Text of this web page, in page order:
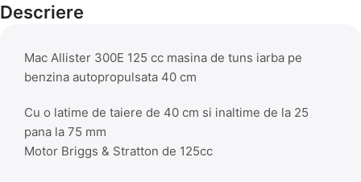
Descriere
Mac Allister 300E 125 cc masina de tuns iarba pe
benzina autopropulsata 40 cm
Cu o latime de taiere de 40 cm si inaltime de la 25
pana la 75 mm
Motor Briggs & Stratton de 125cc